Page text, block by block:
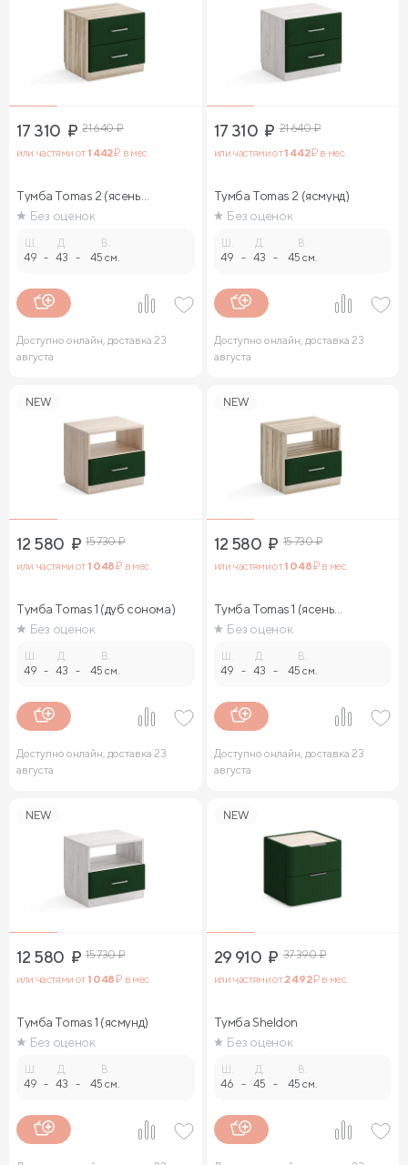
17 310 ₽ 21 640₽
или частями от1 442₽ в мес.
Тумба Tomas 2 (ясень
ориноко)
Без оценок
49 -
Д.
43 -
В.
45 см.
Доступно онлайн, доставка 23
августа
17 310 ₽ 21 640₽
или частями от1 442₽ в мес.
Тумба Tomas 2 (ясмунд)
Без оценок
49 -
Д.
43 -
В.
45 см.
Доступно онлайн, доставка 23
августа
NEW
12 580 ₽ 15 730₽
или частями от1 048₽ в мес.
Тумба Tomas 1 (дуб сонома)
Без оценок
49 -
Д.
43 -
В.
45 см.
Доступно онлайн, доставка 23
августа
NEW
12 580 ₽ 15 730₽
или частями от1 048₽ в мес.
Тумба Tomas 1 (ясень
ориноко)
Без оценок
49 -
Д.
43 -
В.
45 см.
Доступно онлайн, доставка 23
августа
NEW
12 580 ₽ 15 730₽
или частями от1 048₽ в мес.
Тумба Tomas 1 (ясмунд)
Без оценок
49 -
Д.
43 -
В.
45 см.
NEW
29 910 ₽ 37 390₽
или частями от2 492₽ в мес.
Тумба Sheldon
Без оценок
46 -
Д.
45 -
В.
45 см.